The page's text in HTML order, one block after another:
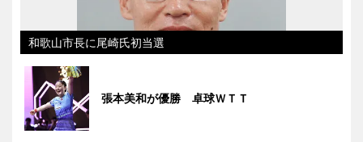
和歌山市長に尾崎氏初当選
張本美和が優勝 卓球ＷＴＴ